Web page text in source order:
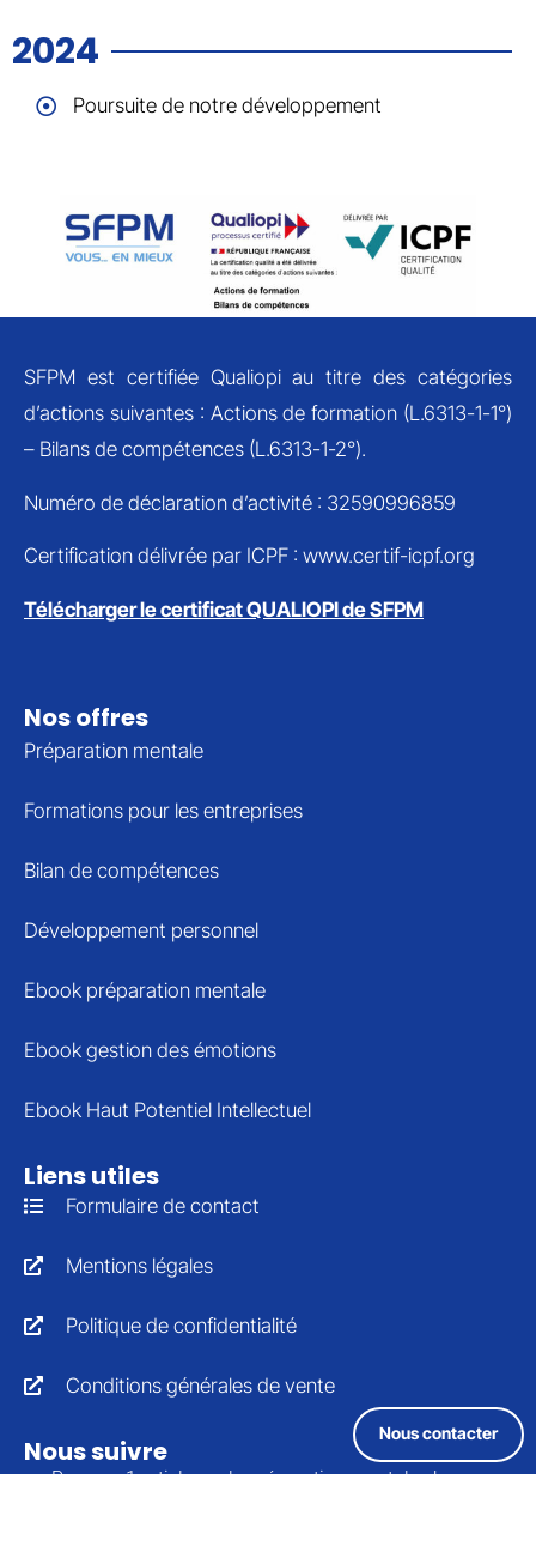
2024
Poursuite de notre développement
SFPM est certifiée Qualiopi au titre des catégories
d’actions suivantes : Actions de formation (L.6313-1-1°)
– Bilans de compétences (L.6313-1-2°).
Numéro de déclaration d’activité : 32590996859
Certification délivrée par ICPF : www.certif-icpf.org
Télécharger le certificat QUALIOPI de SFPM
Nos offres
Préparation mentale
Formations pour les entreprises
Bilan de compétences
Développement personnel
Ebook préparation mentale
Ebook gestion des émotions
Ebook Haut Potentiel Intellectuel
Liens utiles
Formulaire de contact
Mentions légales
Politique de confidentialité
Conditions générales de vente
Nous suivre
Recevez 1 article sur la préparation mentale chaque
Nous contacter